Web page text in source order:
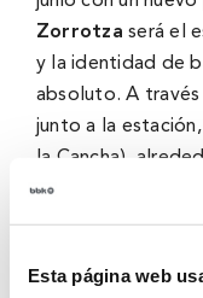
Esta página web
Zorrotza será el
y la identidad de
absoluto. A través
junto a la
la Cancha),
programación
hasta la frescura